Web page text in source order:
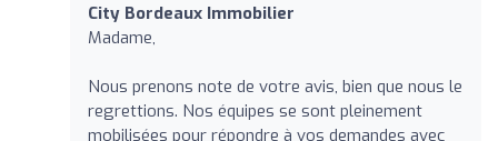
City Bordeaux Immobilier
Madame,
Nous prenons note de votre avis, bien que nous le
regrettions. Nos équipes se sont pleinement
mobilisées pour répondre à vos demandes avec